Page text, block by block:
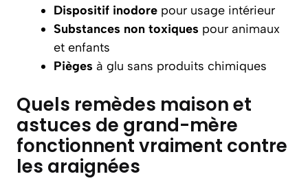
Dispositif inodore pour usage intérieur
Substances non toxiques pour animaux
et enfants
Pièges à glu sans produits chimiques
Quels remèdes maison et
astuces de grand-mère
fonctionnent vraiment contre
les araignées